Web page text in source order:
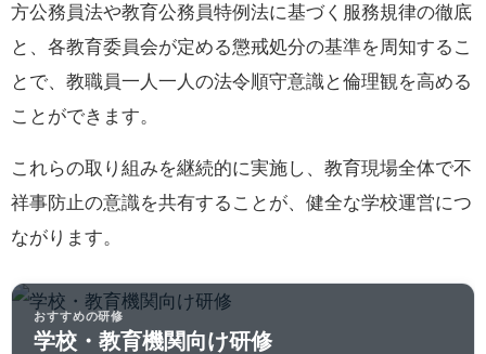
方公務員法や教育公務員特例法に基づく服務規律の徹底
と、各教育委員会が定める懲戒処分の基準を周知するこ
とで、教職員一人一人の法令順守意識と倫理観を高める
ことができます。
これらの取り組みを継続的に実施し、教育現場全体で不
祥事防止の意識を共有することが、健全な学校運営につ
ながります。
おすすめの研修
学校・教育機関向け研修